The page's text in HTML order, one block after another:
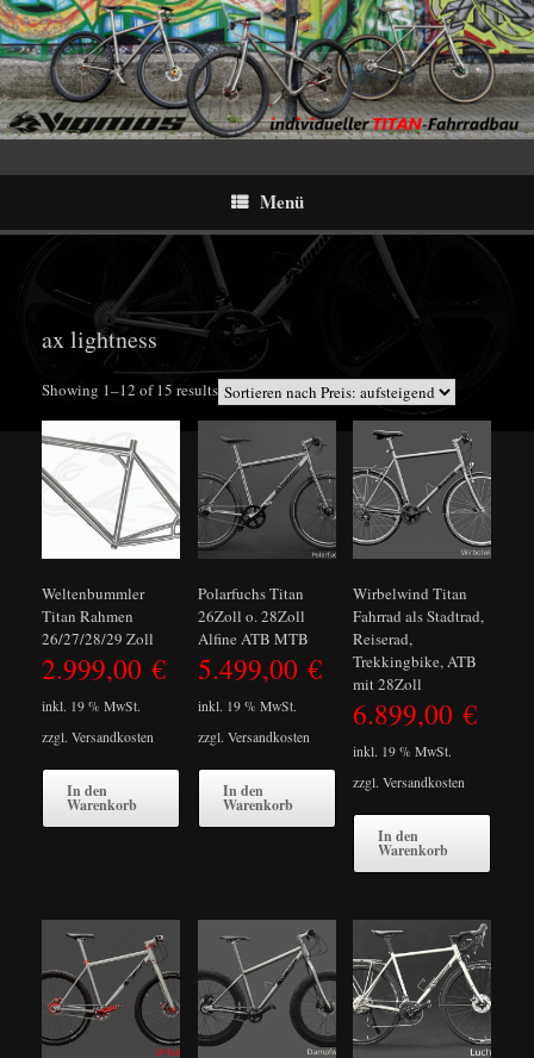
Menü
ax lightness
Showing 1–12 of 15 resultsSorted
by
price:
low
to
high
Weltenbummler
Titan Rahmen
26/27/28/29 Zoll
2.999,00 €
inkl. 19 % MwSt.
zzgl. Versandkosten
In den
Warenkorb
Polarfuchs Titan
26Zoll o. 28Zoll
Alfine ATB MTB
5.499,00 €
inkl. 19 % MwSt.
zzgl. Versandkosten
In den
Warenkorb
Wirbelwind Titan
Fahrrad als Stadtrad,
Reiserad,
Trekkingbike, ATB
mit 28Zoll
6.899,00€
inkl. 19 % MwSt.
zzgl.Versandkosten
In den
Warenkorb